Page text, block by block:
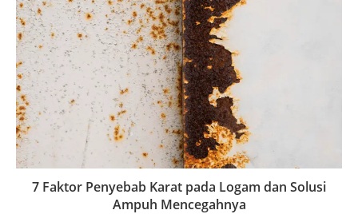
7 Faktor Penyebab Karat pada Logam dan Solusi
Ampuh Mencegahnya